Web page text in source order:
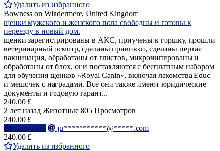
Удалить из избранного
Bowness on Windermere, United Kingdom
щенки мужского и женского пола свободны и готовы к
переезду в новый дом.
щенки зарегистрированы в AKC, приучены к горшку, прошли
ветеринарный осмотр, сделаны прививки, сделаны первая
вакцинация, обработаны от глистов, микрочипированы и
обработаны от блох, они поставляются с бесплатным набором
для обучения щенков «Royal Canin», включая лакомства Educ
и мешочек с наградами. Все они также имеют юридические
документы и годовую гарант...
240.00 £
2 лет назад Животные 805 Просмотров
240.00 £
Написать
ju***********@*****.com
240.00 £
Удалить из избранного